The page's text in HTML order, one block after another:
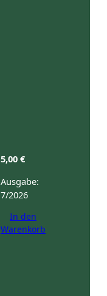
5,00 €
Ausgabe:
7/2026
In den
Warenkorb